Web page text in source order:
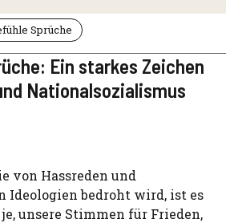
Sprüche
Ein starkes Zeichen
Nationalsozialismus
von Hassreden und
Ideologien bedroht wird, ist es
unsere Stimmen für Frieden,